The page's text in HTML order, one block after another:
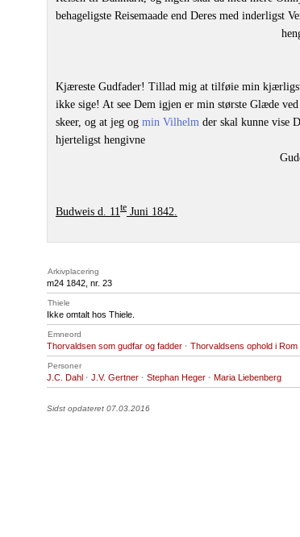
behageligste Reisemaade end Deres med inderligst
Kjæreste Gudfader! Tillad mig at tilføie min
ikke sige! At see Dem igjen er min største Glæde
skeer, og at jeg og min Vilhelm der skal kunne vise
hjerteligst hengivne
Budweis d. 11te Juni 1842.
Arkivplacering
m24 1842, nr. 23
Thiele
Ikke omtalt hos Thiele.
Emneord
Thorvaldsen som gudfar og fadder · Thorvaldsens ophold i Rom
Personer
J.C. Dahl · J.V. Gertner · Stephan Heger · Maria Liebenberg
Sidst opdateret 07.03.2016